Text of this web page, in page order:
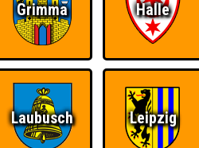
Grimma Halle
Laubusch Leipzig